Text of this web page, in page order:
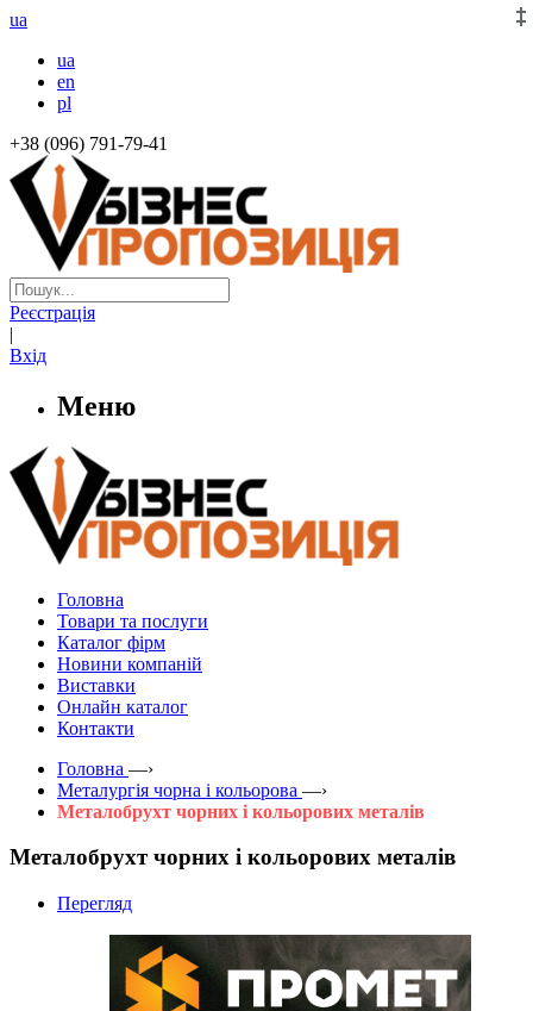
ua
ua
en
pl
+38 (096) 791-79-41
Реєстрація
|
Вхід
Меню
Головна
Товари та послуги
Каталог фірм
Новини компаній
Виставки
Онлайн каталог
Контакти
Головна —›
Металургія чорна і кольорова —›
Металобрухт чорних і кольорових металів
Металобрухт чорних і кольорових металів
Перегляд